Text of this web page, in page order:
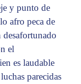
y punto de
afro peca de
el
es laudable
parecidas